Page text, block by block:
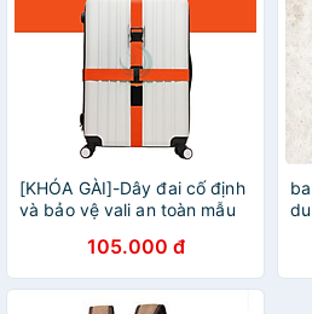
[KHÓA GÀI]-Dây đai cố định
và bảo vệ vali an toàn mẫu
Tặng kèm thẻ đeo hành lý
ngẫu nhiên
105.000 đ